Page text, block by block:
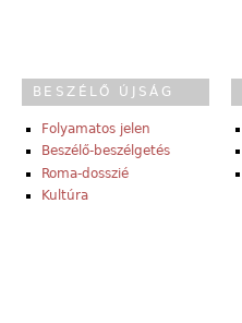
BESZÉLŐ ÚJSÁG
Folyamatos jelen
Beszélő-beszélgetés
Roma-dosszié
Kultúra